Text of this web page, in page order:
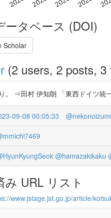
ータベース (DOI)
Scholar
(2 users, 2 posts, 3
。 ⇒田村 伊知朗 「東西ドイツ統
09-08 00:05:33 @nekonoizumi
@hamazakikaku
み URL リスト
www.jstage.jst.go.jp/article/